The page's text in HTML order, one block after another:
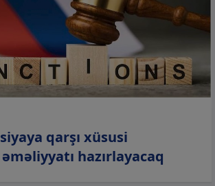
qarşı xüsusi
hazırlayacaq